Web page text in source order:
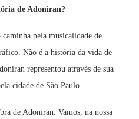
de Adoniran?
pela musicalidade de
Não é a história da vida de
representou através de sua
cidade de São Paulo.
de Adoniran. Vamos, na nossa